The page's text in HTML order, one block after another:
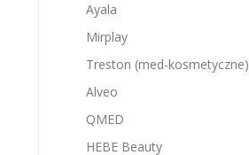
Ayala
Mirplay
Treston (med-kosmetyczne)
Alveo
QMED
HEBE Beauty